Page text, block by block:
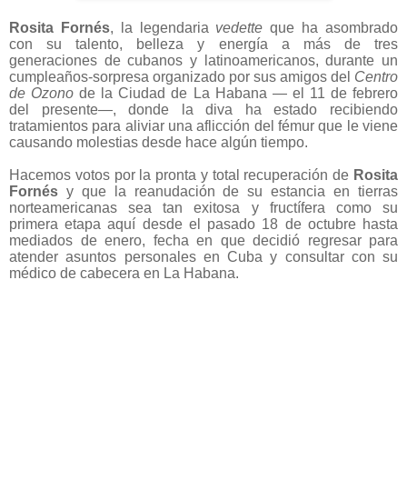
Rosita Fornés, la legendaria vedette que ha asombrado
con su talento, belleza y energía a más de tres
generaciones de cubanos y latinoamericanos, durante un
cumpleaños-sorpresa organizado por sus amigos del Centro
de Ozono de la Ciudad de La Habana — el 11 de febrero
del presente—, donde la diva ha estado recibiendo
tratamientos para aliviar una aflicción del fémur que le viene
causando molestias desde hace algún tiempo.
Hacemos votos por la pronta y total recuperación de Rosita
Fornés y que la reanudación de su estancia en tierras
norteamericanas sea tan exitosa y fructífera como su
primera etapa aquí desde el pasado 18 de octubre hasta
mediados de enero, fecha en que decidió regresar para
atender asuntos personales en Cuba y consultar con su
médico de cabecera en La Habana.